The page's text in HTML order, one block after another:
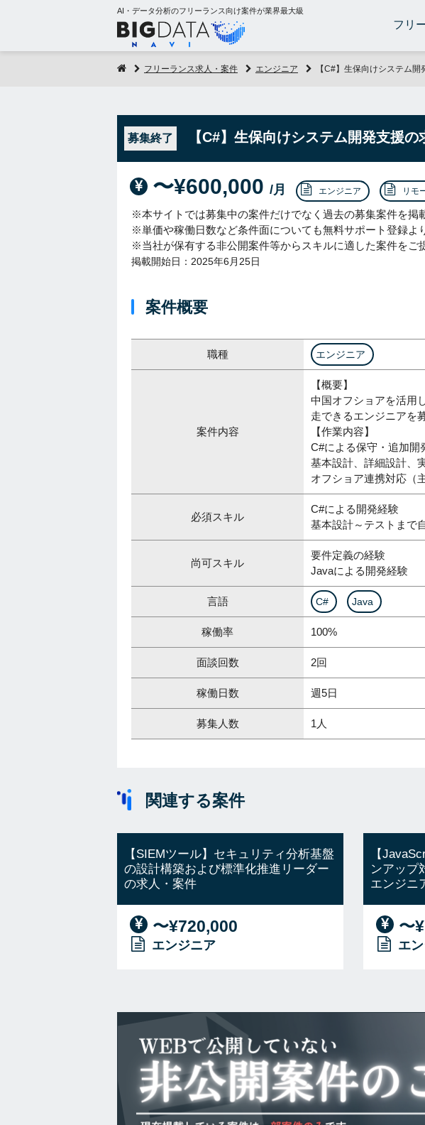
AI・データ分析のフリーランス向け案件が業界最大級
フリ
フリーランス求人・案件 エンジニア 【C#】生保向けシステム
募集終了 【C#】生保向けシステム開発支援の
〜¥600,000 /月 エンジニア リモ
※本サイトでは募集中の案件だけでなく過去の募集案件を掲
※単価や稼働日数など条件面についても無料サポート登録よ
※当社が保有する非公開案件等からスキルに適した案件をご
掲載開始日：2025年6月25日
案件概要
職種 エンジニア
案件内容
【概要】
中国オフショアを活用
走できるエンジニアを
【作業内容】
C#による保守・追加開
基本設計、詳細設計、
オフショア連携対応（
必須スキル
C#による開発経験
基本設計～テストまで
尚可スキル
要件定義の経験
Javaによる開発経験
言語 C# Java
稼働率 100%
面談回数 2回
稼働日数 週5日
募集人数 1人
関連する案件
【SIEMツール】セキュリティ分析基盤
の設計構築および標準化推進リーダー
の求人・案件
〜¥720,000
エンジニア
【
ンアップ
エンジニ
〜
エ